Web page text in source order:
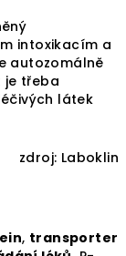
intoxikacím a
autozomálně
je třeba
látek
zdroj: Laboklin
, transporter